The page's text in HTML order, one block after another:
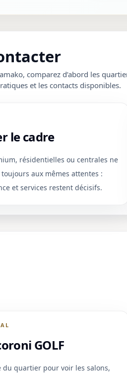
comparez d’abord les
et les contacts disponibles.
le cadre
résidentielles ou centrales ne
aux mêmes attentes :
et services restent décisifs.
GOLF
du quartier pour voir les salons,